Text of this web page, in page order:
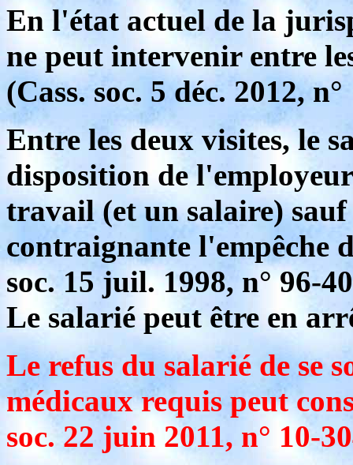
En l'état actuel de la
ne peut intervenir entre
(Cass. soc. 5 déc. 2012,
Entre les deux visites, le
disposition de
travail (et un salaire)
contraignante l'empêche
soc. 15 juil. 1998, n° 96-
Le salarié peut être en
Le refus du salarié de se
médicaux requis peut
soc. 22 juin 2011, n° 10-